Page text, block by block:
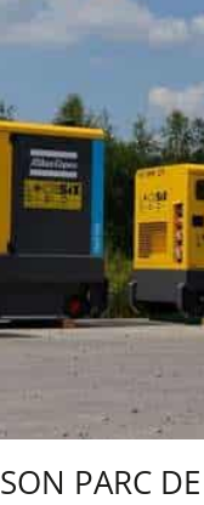
PARC